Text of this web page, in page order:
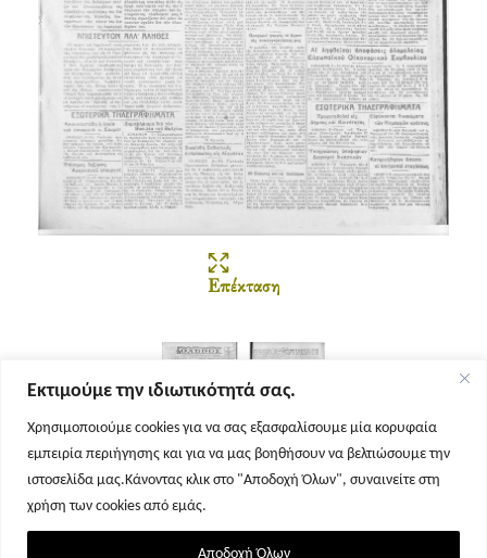
Εκτιμούμε την ιδιωτικότητά σας.
Χρησιμοποιούμε cookies για να σας εξασφαλίσουμε μία κορυφαία
εμπειρία περιήγησης και για να μας βοηθήσουν να βελτιώσουμε την
ιστοσελίδα μας.Κάνοντας κλικ στο "Αποδοχή Όλων", συναινείτε στη
χρήση των cookies από εμάς.
Αποδοχή Όλων
Επέκταση
Σελίδα 1 Σελίδα 2